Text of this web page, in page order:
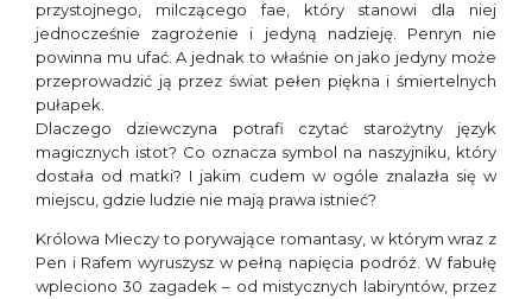
przystojnego, milczącego fae, który stanowi dla niej
jednocześnie zagrożenie i jedyną nadzieję. Penryn nie
powinna mu ufać. A jednak to właśnie on jako jedyny może
przeprowadzić ją przez świat pełen piękna i śmiertelnych
pułapek.
Dlaczego dziewczyna potrafi czytać starożytny język
magicznych istot? Co oznacza symbol na naszyjniku, który
dostała od matki? I jakim cudem w ogóle znalazła się w
miejscu, gdzie ludzie nie mają prawa istnieć?
Królowa Mieczy to porywające romantasy, w którym wraz z
Pen i Rafem wyruszysz w pełną napięcia podróż. W fabułę
wpleciono 30 zagadek – od mistycznych labiryntów, przez